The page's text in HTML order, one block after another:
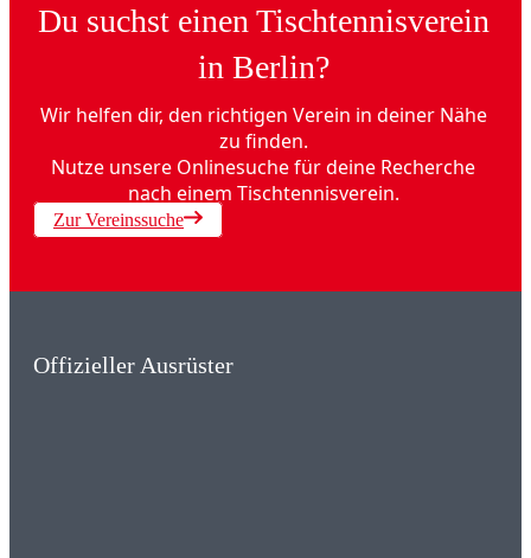
Du suchst einen Tischtennisverein
in Berlin?
Wir helfen dir, den richtigen Verein in deiner Nähe
zu finden.
Nutze unsere Onlinesuche für deine Recherche
nach einem Tischtennisverein.
Zur Vereinssuche
Offizieller Ausrüster